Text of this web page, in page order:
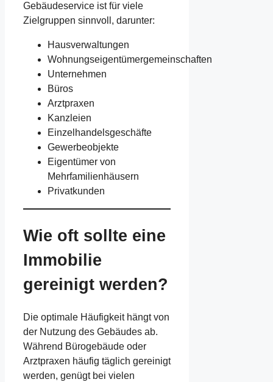
Gebäudeservice ist für viele
Zielgruppen sinnvoll, darunter:
Hausverwaltungen
Wohnungseigentümergemeinschaften
Unternehmen
Büros
Arztpraxen
Kanzleien
Einzelhandelsgeschäfte
Gewerbeobjekte
Eigentümer von
Mehrfamilienhäusern
Privatkunden
Wie oft sollte eine
Immobilie
gereinigt werden?
Die optimale Häufigkeit hängt von
der Nutzung des Gebäudes ab.
Während Bürogebäude oder
Arztpraxen häufig täglich gereinigt
werden, genügt bei vielen